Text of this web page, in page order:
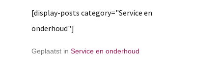
[display-posts category="Service en
onderhoud"]
Geplaatst in Service en onderhoud